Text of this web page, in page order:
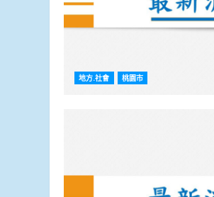
地方.社會 桃園市